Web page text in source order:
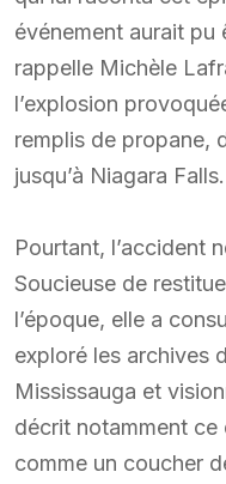
événement aurait pu
rappelle Michèle
l’explosion
remplis de propane,
jusqu’à Niagara Falls.
Pourtant, l’accident
Soucieuse de
l’époque, elle a
exploré les archives
Mississauga et
décrit notamment
comme un coucher